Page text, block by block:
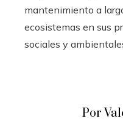
mantenimiento a
ecosistemas en sus
sociales y
Por